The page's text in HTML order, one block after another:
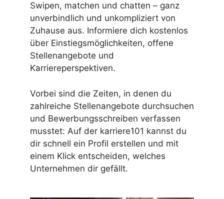
Swipen, matchen und chatten – ganz
unverbindlich und unkompliziert von
Zuhause aus. Informiere dich kostenlos
über Einstiegsmöglichkeiten, offene
Stellenangebote und
Karriereperspektiven.
Vorbei sind die Zeiten, in denen du
zahlreiche Stellenangebote durchsuchen
und Bewerbungsschreiben verfassen
musstet: Auf der karriere101 kannst du
dir schnell ein Profil erstellen und mit
einem Klick entscheiden, welches
Unternehmen dir gefällt.